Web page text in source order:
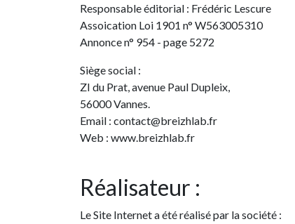
Responsable éditorial : Frédéric Lescure
Assoication Loi 1901 n° W563005310
Annonce n° 954 - page 5272
Siège social :
ZI du Prat, avenue Paul Dupleix,
56000 Vannes.
Email : contact@breizhlab.fr
Web : www.breizhlab.fr
Réalisateur :
Le Site Internet a été réalisé par la société :